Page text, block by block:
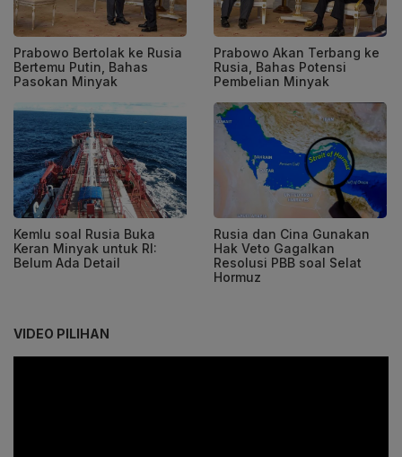
Prabowo Bertolak ke Rusia
Bertemu Putin, Bahas
Pasokan Minyak
Prabowo Akan Terbang ke
Rusia, Bahas Potensi
Pembelian Minyak
Kemlu soal Rusia Buka
Keran Minyak untuk RI:
Belum Ada Detail
Rusia dan Cina Gunakan
Hak Veto Gagalkan
Resolusi PBB soal Selat
Hormuz
VIDEO PILIHAN